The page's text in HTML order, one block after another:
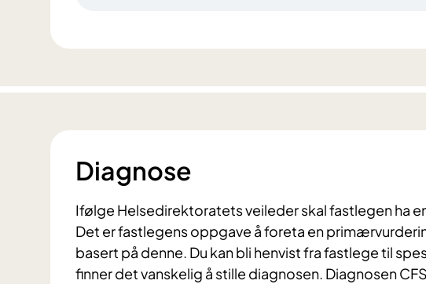
Diagnose
Ifølge Helsedirektoratets veileder skal fastlegen ha
Det er fastlegens oppgave å foreta en
basert på denne. Du kan bli henvist fra fastlege til
finner det vanskelig å stille diagnosen. Diagnosen